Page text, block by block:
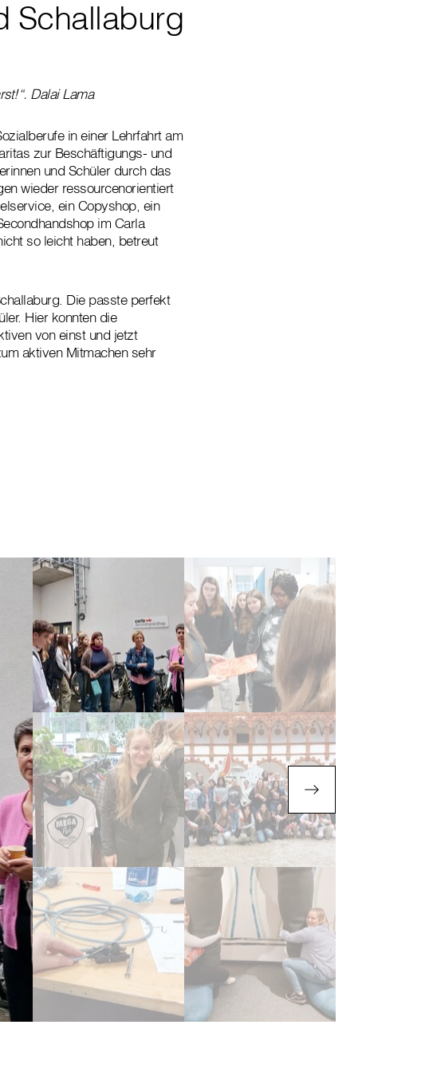
Schallaburg
Dalai Lama
in einer Lehrfahrt am
zur Beschäftigungs- und
und Schüler durch das
wieder ressourcenorientiert
ein Copyshop, ein
im Carla
so leicht haben, betreut
Die passte perfekt
Hier konnten die
von einst und jetzt
aktiven Mitmachen sehr